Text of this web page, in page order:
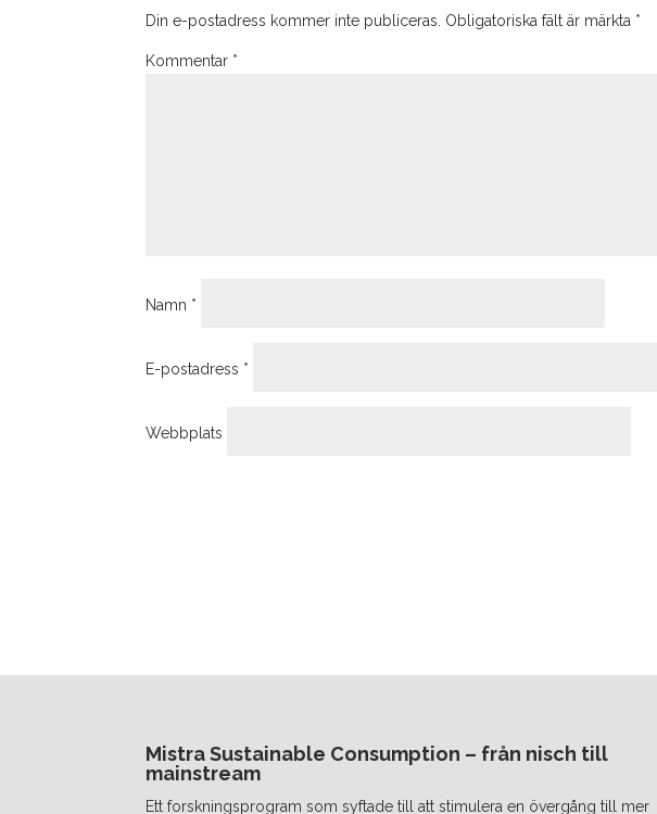
Din e-postadress kommer inte publiceras. Obligatoriska fält är märkta *
Kommentar *
Namn *
E-postadress *
Webbplats
Mistra Sustainable Consumption – från nisch till
mainstream
Ett forskningsprogram som syftade till att stimulera en övergång till mer